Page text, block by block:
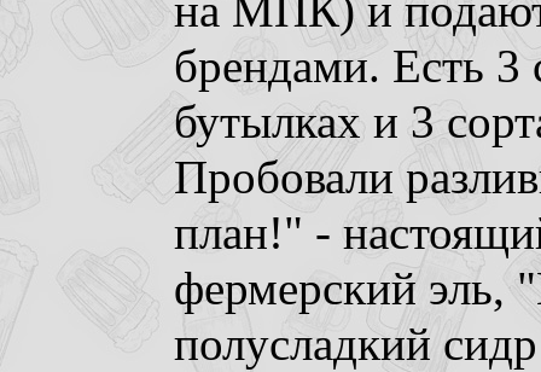
на МПК) и
брендами. Есть 3
бутылках и 3
Пробовали
план!" -
фермерский эль,
полусладкий